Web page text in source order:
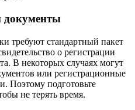
документы
требуют стандартный пакет
о регистрации
В некоторых случаях могут
или регистрационные
Поэтому подготовьте
не терять время.